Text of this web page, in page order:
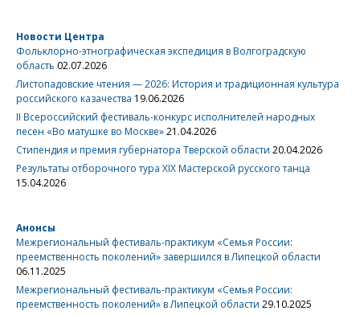
Новости Центра
Фольклорно-этнографическая экспедиция в Волгоградскую
область 02.07.2026
Листопадовские чтения — 2026: История и традиционная культура
российского казачества 19.06.2026
II Всероссийский фестиваль-конкурс исполнителей народных
песен «Во матушке во Москве»21.04.2026
Стипендия и премия губернатора Тверской области 20.04.2026
Результаты отборочного тура XIX Мастерской русского танца
15.04.2026
Анонсы
Межрегиональный фестиваль-практикум «Семья России:
преемственность поколений» завершился в Липецкой области
06.11.2025
Межрегиональный фестиваль-практикум «Семья России:
преемственность поколений» в Липецкой области 29.10.2025